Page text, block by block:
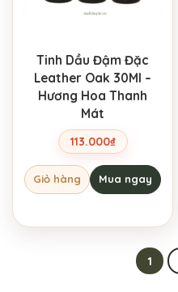
Tinh Dầu Đậm Đặc
Leather Oak 30Ml –
Hương Hoa Thanh
Mát
113.000₫
Giỏ hàng Mua ngay
1